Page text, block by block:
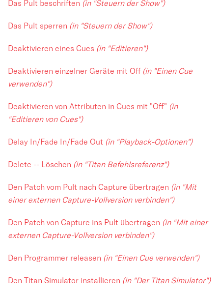
Das Pult beschriften (in "Steuern der Show")
Das Pult sperren (in "Steuern der Show")
Deaktivieren eines Cues (in "Editieren")
Deaktivieren einzelner Geräte mit Off (in "Einen Cue
verwenden")
Deaktivieren von Attributen in Cues mit "Off" (in
"Editieren von Cues")
Delay In/Fade In/Fade Out (in "Playback-Optionen")
Delete -- Löschen (in "Titan Befehlsreferenz")
Den Patch vom Pult nach Capture übertragen (in "Mit
einer externen Capture-Vollversion verbinden")
Den Patch von Capture ins Pult übertragen (in "Mit einer
externen Capture-Vollversion verbinden")
Den Programmer releasen (in "Einen Cue verwenden")
Den Titan Simulator installieren (in "Der Titan Simulator")